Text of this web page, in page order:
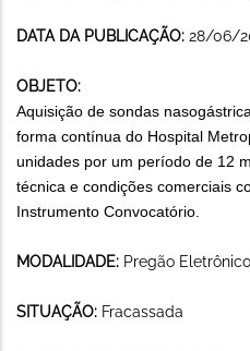
DATA DA PUBLICAÇÃO: 28/06/
OBJETO:
Aquisição de sondas
forma contínua do Hospital
unidades por um período de 12
técnica e condições comerciais
Instrumento Convocatório.
MODALIDADE: Pregão Eletrônico
SITUAÇÃO: Fracassada